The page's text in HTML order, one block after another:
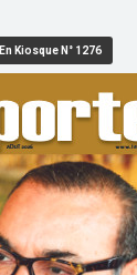
En Kiosque N° 1276